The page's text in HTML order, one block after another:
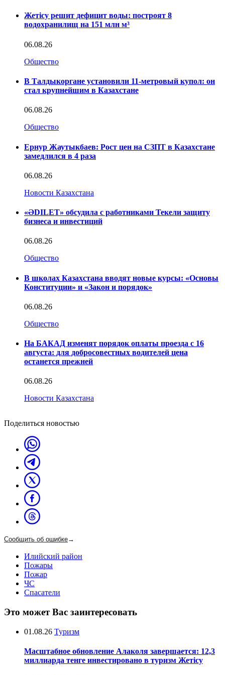
Жетісу решит дефицит воды: построят 8
водохранилищ на 151 млн м³
06.08.26
Общество
В Талдыкоргане установили 11-метровый купол: он
стал крупнейшим в Казахстане
06.08.26
Общество
Ернур Жаутыкбаев: Рост цен на СЗПТ в Казахстане
замедлился в 4 раза
06.08.26
Новости Казахстана
«ӘDILET» обсудила с работниками Текели защиту
бизнеса и инвестиций
06.08.26
Общество
В школах Казахстана вводят новые курсы: «Основы
Конституции» и «Закон и порядок»
06.08.26
Общество
На БАКАД изменят порядок оплаты проезда с 16
августа: для добросовестных водителей цена
останется прежней
06.08.26
Новости Казахстана
Поделиться новостью
Сообщить об ошибке→
Илийский район
Пожары
Пожар
ЧС
Спасатели
Это может Вас заинтересовать
01.08.26 Туризм
Масштабное обновление Алаколя завершается: 12,3
миллиарда тенге инвестировано в туризм Жетісу